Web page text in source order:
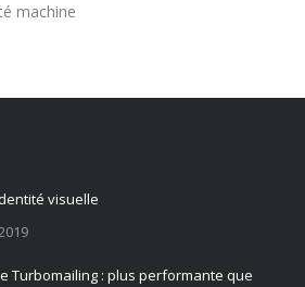
machine
visuelle
Turbomailing : plus performante que